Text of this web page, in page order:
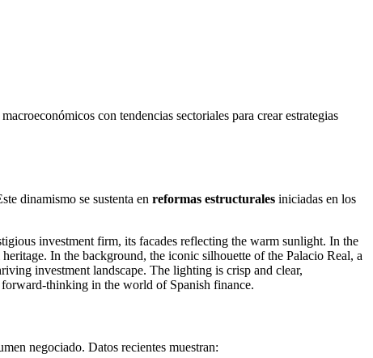
con tendencias sectoriales para crear estrategias
dinamismo se sustenta en reformas estructurales iniciadas en los
negociado. Datos recientes muestran: